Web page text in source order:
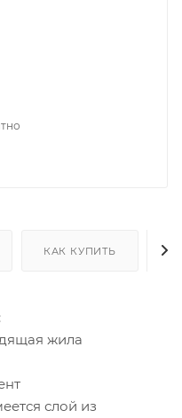
КАК КУПИТЬ
жила
слой из